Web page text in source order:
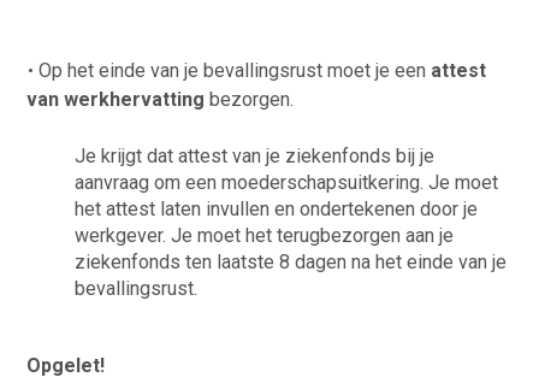
Op het einde van je bevallingsrust moet je een attest
van werkhervattingbezorgen.
Je krijgt dat attest van je ziekenfonds bij je
aanvraag om een moederschapsuitkering. Je moet
het attest laten invullen en ondertekenen door je
werkgever. Je moet het terugbezorgen aan je
ziekenfonds ten laatste 8 dagen na het einde van je
bevallingsrust.
Opgelet!